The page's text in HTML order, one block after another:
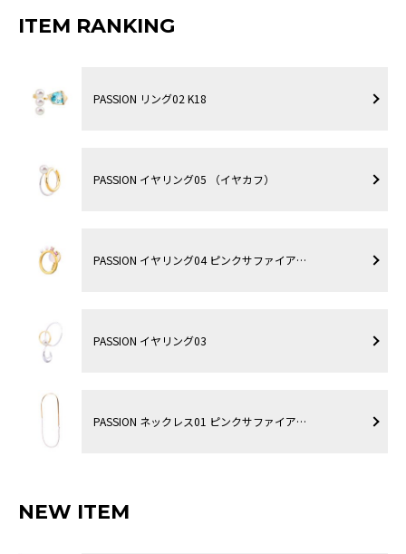
ITEM RANKING
PASSION リング02 K18
PASSION イヤリング05 （イヤカフ）
PASSION イヤリング04 ピンクサファイア…
PASSION イヤリング03
PASSION ネックレス01 ピンクサファイア…
NEW ITEM